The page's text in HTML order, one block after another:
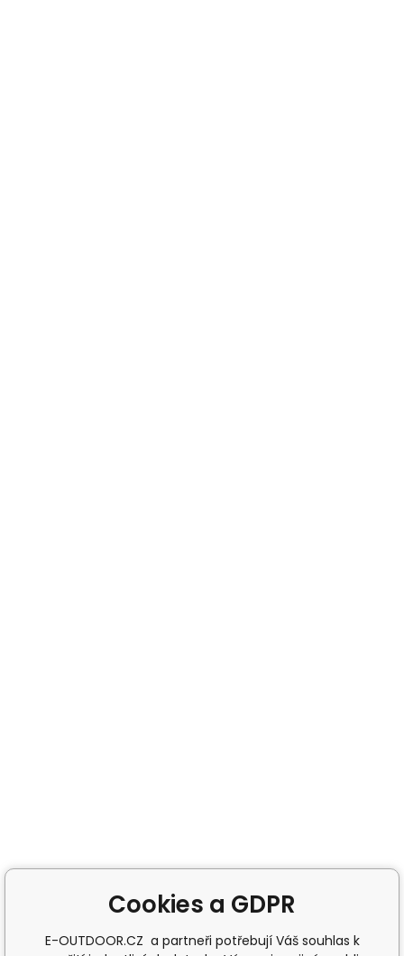
Cookies a GDPR
E-OUTDOOR.CZ a partneři potřebují Váš souhlas k